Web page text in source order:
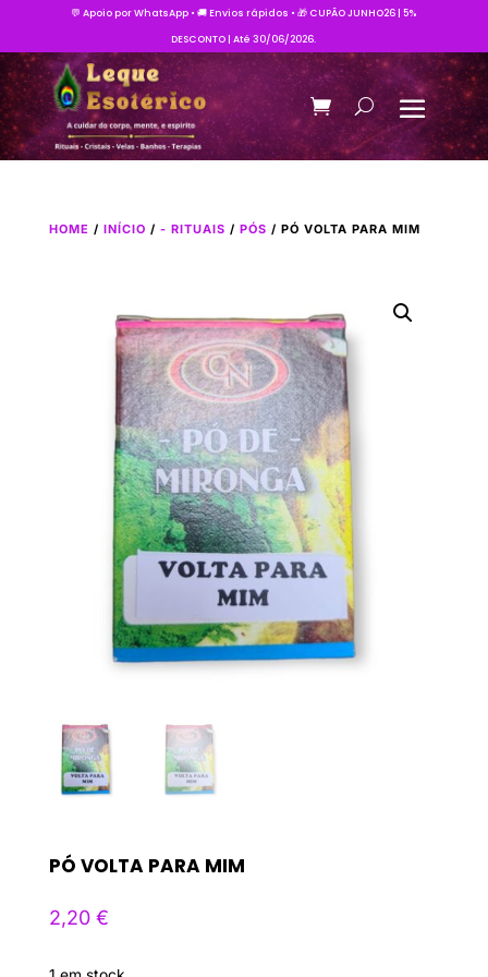
💬 Apoio por WhatsApp • 🚚 Envios rápidos • 🎁 CUPÃO JUNHO26 | 5%
DESCONTO | Até 30/06/2026.
HOME / INÍCIO / - RITUAIS / PÓS / PÓ VOLTA PARA MIM
PÓ VOLTA PARA MIM
2,20 €